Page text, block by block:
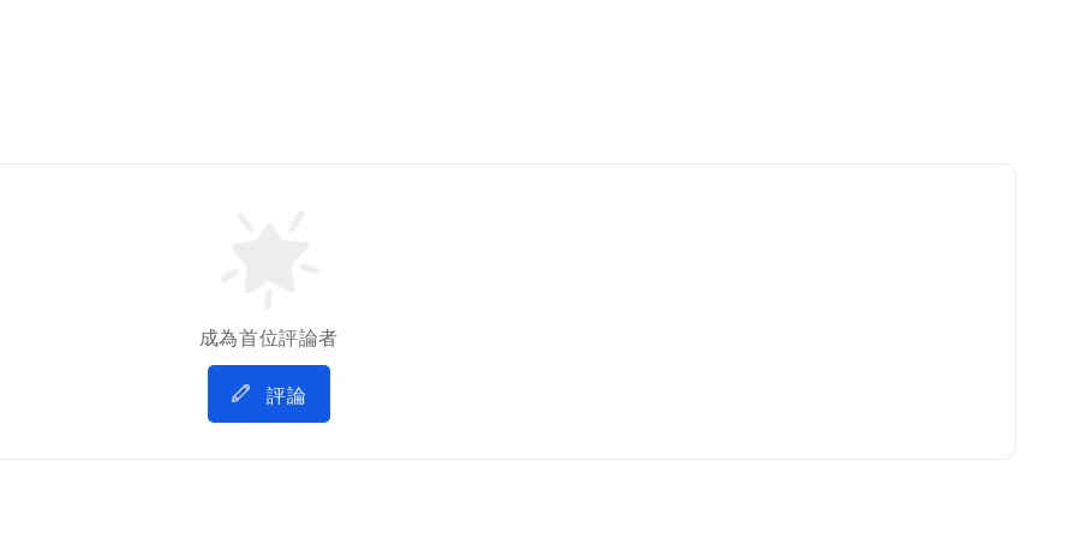
成為首位評論者
評論